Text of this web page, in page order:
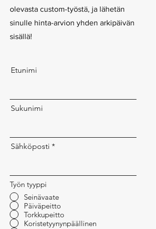
olevasta custom-työstä, ja lähetän
sinulle hinta-arvion yhden arkipäivän
sisällä!
Etunimi
Sukunimi
Sähköposti
Työn tyyppi
Seinävaate
Päiväpeitto
Torkkupeitto
Koristetyynynpäällinen